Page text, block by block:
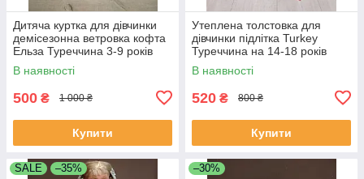
Дитяча куртка для дівчинки
демісезонна ветровка кофта
Ельза Туреччина 3-9 років
В наявності
500 ₴ 1 000 ₴
Купити
Утеплена толстовка для
дівчинки підлітка Turkey
Туреччина на 14-18 років
В наявності
520 ₴ 800 ₴
Купити
SALE –35% –30%